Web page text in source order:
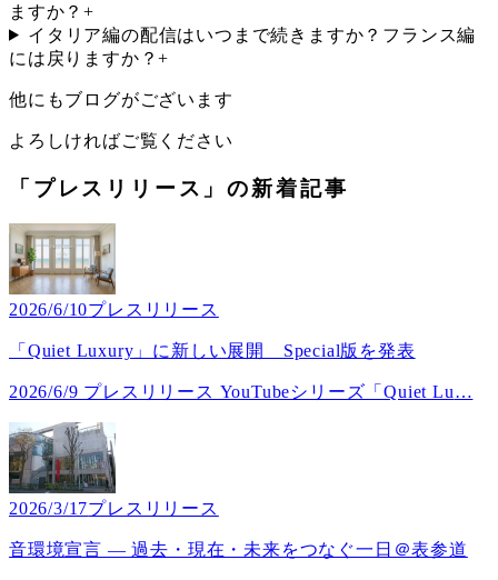
ますか？+
イタリア編の配信はいつまで続きますか？フランス編
には戻りますか？+
他にもブログがございます
よろしければご覧ください
「プレスリリース」の新着記事
2026/6/10プレスリリース
「Quiet Luxury」に新しい展開 Special版を発表
2026/6/9 プレスリリース YouTubeシリーズ「Quiet Lu…
2026/3/17プレスリリース
音環境宣言 ― 過去・現在・未来をつなぐ一日＠表参道